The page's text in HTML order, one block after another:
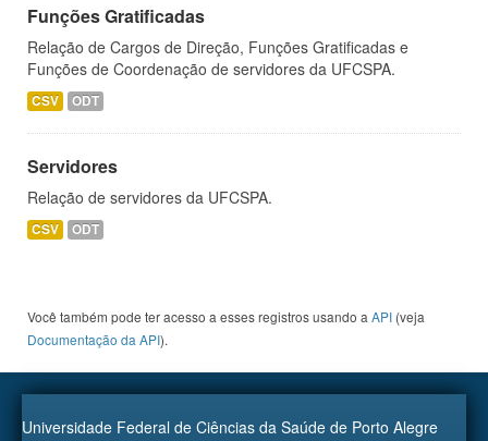
Funções Gratificadas
Relação de Cargos de Direção, Funções Gratificadas e
Funções de Coordenação de servidores da UFCSPA.
CSV ODT
Servidores
Relação de servidores da UFCSPA.
CSV ODT
Você também pode ter acesso a esses registros usando a API (veja
Documentação da API).
Universidade Federal de Ciências da Saúde de Porto Alegre